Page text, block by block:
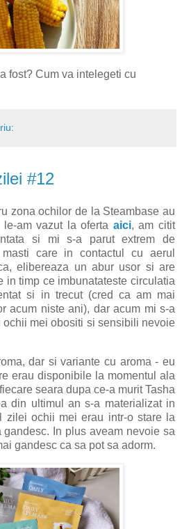
fost? Cum va intelegeti cu
#12
zona ochilor de la Steambase au
am vazut la oferta aici, am citit
si mi s-a parut extrem de
care in contactul cu aerul
elibereaza un abur usor si are
in timp ce imbunatateste circulatia
si in trecut (cred ca am mai
acum niste ani), dar acum mi s-a
ochii mei obositi si sensibili nevoie
dar si variante cu aroma - eu
erau disponibile la momentul ala
seara dupa ce-a murit Tasha
din ultimul an s-a materializat in
ochii mei erau intr-o stare la
In plus aveam nevoie sa
gandesc ca sa pot sa adorm.